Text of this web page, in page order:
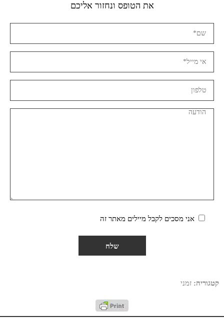
את הטופס ונחזור אליכם
אני מסכים לקבל מיילים מאתר זה
קטגוריה: זמני